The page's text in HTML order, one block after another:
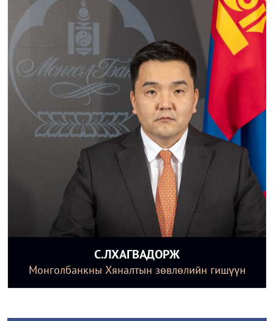
С.ЛХАГВАДОРЖ
Монголбанкны Хяналтын зөвлөлийн гишүүн